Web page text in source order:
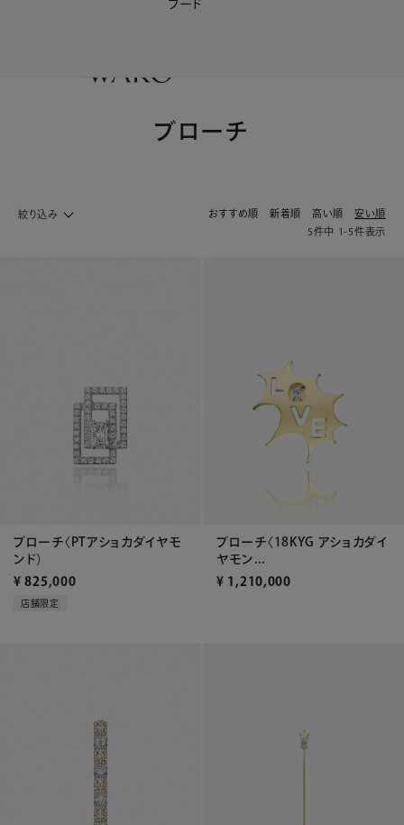
【会員様限定】夏のプレゼントキャンペーン開催中
フード
ブローチ
おすすめ順 新着順 高い順
安い順
5件中 1-5件表示
絞り込み
ブローチ〈PTアショカダイヤモ
ンド）
¥ 825,000
店舗限定
ブローチ〈18KYG アショカダイ
ヤモン...
¥ 1,210,000